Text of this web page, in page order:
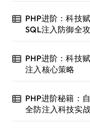
PHP进阶：科技
SQL注入防御全
PHP进阶：科技
注入核心策略
PHP进阶秘籍：
全防注入科技实